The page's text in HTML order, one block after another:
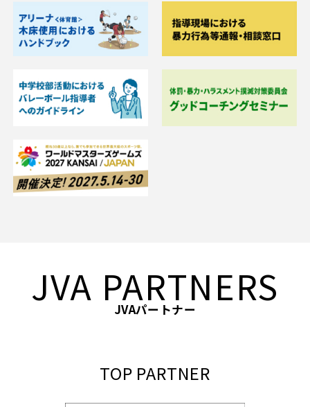
JVA PARTNERS
JVAパートナー
TOP PARTNER